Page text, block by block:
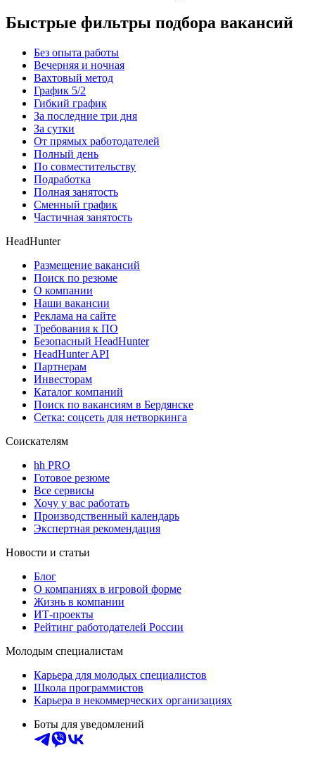
Быстрые фильтры подбора вакансий
Без опыта работы
Вечерняя и ночная
Вахтовый метод
График 5/2
Гибкий график
За последние три дня
За сутки
От прямых работодателей
Полный день
По совместительству
Подработка
Полная занятость
Сменный график
Частичная занятость
HeadHunter
Размещение вакансий
Поиск по резюме
О компании
Наши вакансии
Реклама на сайте
Требования к ПО
Безопасный HeadHunter
HeadHunter API
Партнерам
Инвесторам
Каталог компаний
Поиск по вакансиям в Бердянске
Сетка: соцсеть для нетворкинга
Соискателям
hh PRO
Готовое резюме
Все сервисы
Хочу у вас работать
Производственный календарь
Экспертная рекомендация
Новости и статьи
Блог
О компаниях в игровой форме
Жизнь в компании
ИТ-проекты
Рейтинг работодателей России
Молодым специалистам
Карьера для молодых специалистов
Школа программистов
Карьера в некоммерческих организациях
Боты для уведомлений